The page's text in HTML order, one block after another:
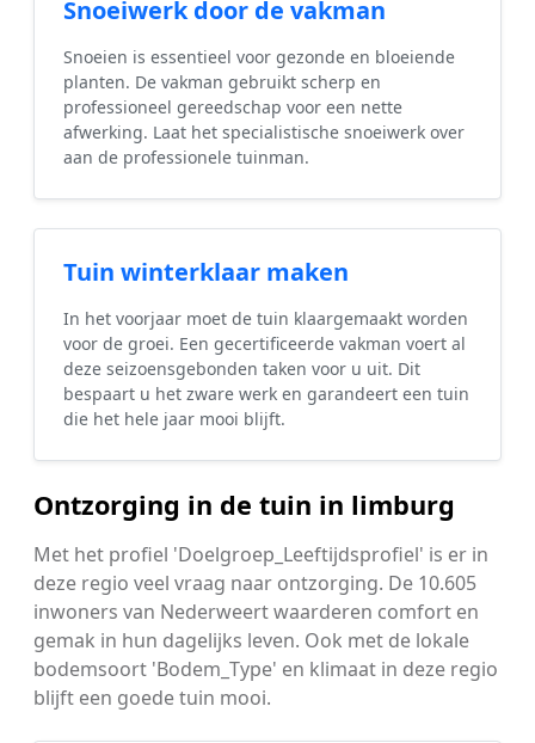
Snoeiwerk door de vakman
Snoeien is essentieel voor gezonde en bloeiende
planten. De vakman gebruikt scherp en
professioneel gereedschap voor een nette
afwerking. Laat het specialistische snoeiwerk over
aan de professionele tuinman.
Tuin winterklaar maken
In het voorjaar moet de tuin klaargemaakt worden
voor de groei. Een gecertificeerde vakman voert al
deze seizoensgebonden taken voor u uit. Dit
bespaart u het zware werk en garandeert een tuin
die het hele jaar mooi blijft.
Ontzorging in de tuin in limburg
Met het profiel 'Doelgroep_Leeftijdsprofiel' is er in
deze regio veel vraag naar ontzorging. De 10.605
inwoners van Nederweert waarderen comfort en
gemak in hun dagelijks leven. Ook met de lokale
bodemsoort 'Bodem_Type' en klimaat in deze regio
blijft een goede tuin mooi.